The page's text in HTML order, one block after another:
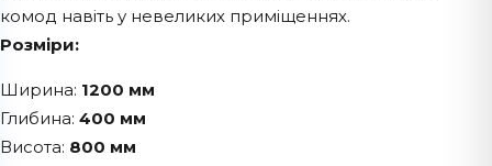
комод навіть у невеликих приміщеннях.
Розміри:
Ширина: 1200 мм
Глибина: 400 мм
Висота: 800 мм